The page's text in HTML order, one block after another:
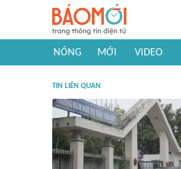
NÓNG MỚI VIDEO
TIN LIÊN QUAN